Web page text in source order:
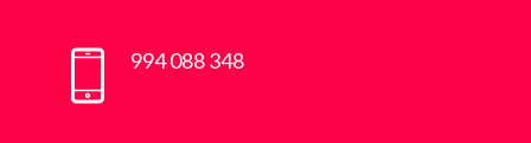
994 088 348